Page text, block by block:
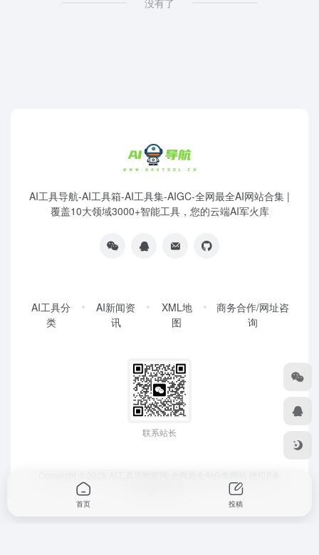
没有了
AI工具导航-AI工具箱-AI工具集-AIGC-全网最全AI网站合集 |
覆盖10大领域3000+智能工具，您的云端AI军火库
AI工具分
类
AI新闻资
讯
XML地
图
商务合作/网址咨
询
联系站长
首页 投稿